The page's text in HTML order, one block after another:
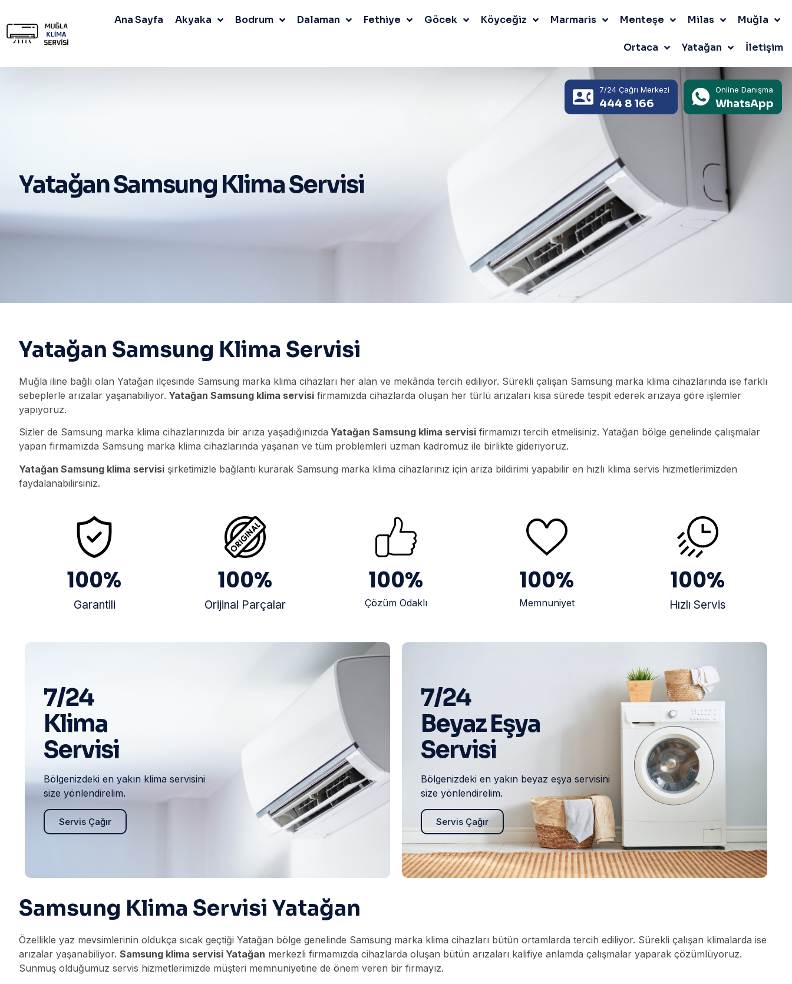
Ana Sayfa Akyaka Bodrum Dalaman Fethiye Göcek Köyceğiz Marmaris Menteşe Milas Muğla
Ortaca Yatağan İletişim
7/24 Çağrı Merkezi
444 8 166
Online Danışma
WhatsApp
Yatağan Samsung Klima Servisi
Yatağan Samsung Klima Servisi
Muğla iline bağlı olan Yatağan ilçesinde Samsung marka klima cihazları her alan ve mekânda tercih ediliyor. Sürekli çalışan Samsung marka klima cihazlarında ise farklı
sebeplerle arızalar yaşanabiliyor. Yatağan Samsung klima servisi firmamızda cihazlarda oluşan her türlü arızaları kısa sürede tespit ederek arızaya göre işlemler
yapıyoruz.
Sizler de Samsung marka klima cihazlarınızda bir arıza yaşadığınızda Yatağan Samsung klima servisi firmamızı tercih etmelisiniz. Yatağan bölge genelinde çalışmalar
yapan firmamızda Samsung marka klima cihazlarında yaşanan ve tüm problemleri uzman kadromuz ile birlikte gideriyoruz.
Yatağan Samsung klima servisi şirketimizle bağlantı kurarak Samsung marka klima cihazlarınız için arıza bildirimi yapabilir en hızlı klima servis hizmetlerimizden
faydalanabilirsiniz.
100%
Garantili
100%
Orijinal Parçalar
100%
Çözüm Odaklı
100%
Memnuniyet
100%
Hızlı Servis
7/24
Klima
Servisi
Bölgenizdeki en yakın klima servisini
size yönlendirelim.
Servis Çağır
7/24
Beyaz Eşya
Servisi
Bölgenizdeki en yakın beyaz eşya servisini
size yönlendirelim.
Servis Çağır
Samsung Klima Servisi Yatağan
Özellikle yaz mevsimlerinin oldukça sıcak geçtiği Yatağan bölge genelinde Samsung marka klima cihazları bütün ortamlarda tercih ediliyor. Sürekli çalışan klimalarda ise
arızalar yaşanabiliyor. Samsung klima servisi Yatağan merkezli firmamızda cihazlarda oluşan bütün arızaları kalifiye anlamda çalışmalar yaparak çözümlüyoruz.
Sunmuş olduğumuz servis hizmetlerimizde müşteri memnuniyetine de önem veren bir firmayız.